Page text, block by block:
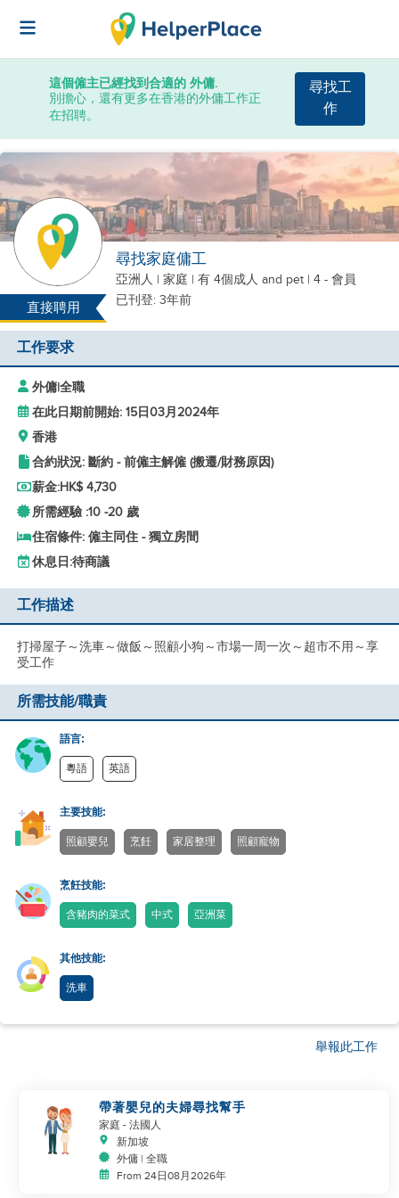
這個僱主已經找到合適的 外傭.
別擔心，還有更多在香港的外傭工作正
在招聘。
尋找工
作
直接聘用
尋找家庭傭工
亞洲人 | 家庭 | 有 4個成人 and pet | 4 - 會員
已刊登: 3年前
工作要求
外傭|全職
在此日期前開始: 15日03月2024年
香港
合約狀況: 斷約 - 前僱主解僱 (搬遷/財務原因)
薪金:HK$ 4,730
所需經驗 :10 -20 歲
住宿條件: 僱主同住 - 獨立房間
休息日:待商議
工作描述
打掃屋子～洗車～做飯～照顧小狗～市場一周一次～超市不用～享
受工作
所需技能/職責
語言:
粵語 英語
主要技能:
照顧嬰兒 烹飪 家居整理 照顧寵物
烹飪技能:
含豬肉的菜式 中式 亞洲菜
其他技能:
洗車
舉報此工作
帶著嬰兒的夫婦尋找幫手
家庭 - 法國人
新加坡
外傭 | 全職
From 24日08月2026年